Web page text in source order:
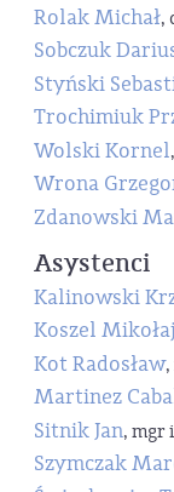
Rolak Michał,
Sobczuk
Styński
Trochimiuk
Wolski Kornel
Wrona
Zdanowski
Asystenci
Kalinowski
Koszel Mikołaj
Kot Radosław,
Martinez
Sitnik Jan, mgr
Szymczak